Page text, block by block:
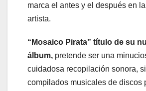
marca el antes y el después en
artista.
“Mosaico Pirata” título de su
álbum, pretende ser una
cuidadosa recopilación sonora,
compilados musicales de discos